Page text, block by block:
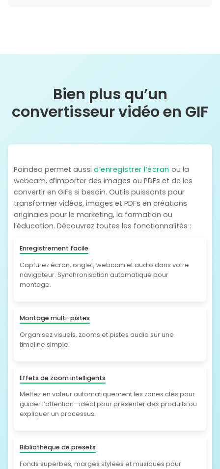
Bien plus qu’un
convertisseur vidéo en GIF
Poindeo permet aussi d’enregistrer l’écran ou la
webcam, d’importer des images ou PDFs et de les
convertir en GIFs si besoin. Outils puissants pour
transformer vidéos, images et PDFs en créations
originales pour le marketing, la formation ou
l’éducation. Découvrez toutes les fonctionnalités :
Enregistrement facile
Capturez écran, onglet, webcam et audio dans votre
navigateur. Synchronisation automatique pour
montage.
Montage multi-pistes
Organisez visuels, zooms et pistes audio sur une
timeline simple.
Effets de zoom intelligents
Mettez en valeur automatiquement les zones clés pour
guider l’attention—idéal pour présenter des produits ou
expliquer un processus.
Bibliothèque de presets
Fonds superbes, marges stylées et musiques pour